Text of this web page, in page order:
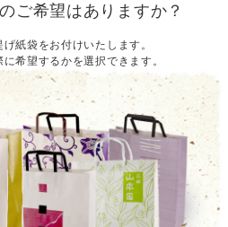
ご希望はありますか？
紙袋をお付けいたします。
希望するかを選択できます。